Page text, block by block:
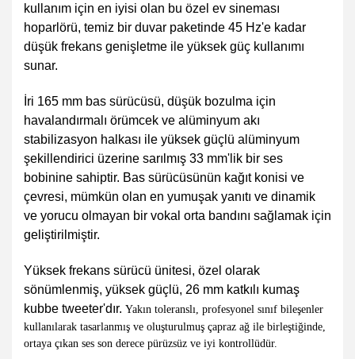
kullanım için en iyisi olan bu özel ev sineması
hoparlörü, temiz bir duvar paketinde 45 Hz'e kadar
düşük frekans genişletme ile yüksek güç kullanımı
sunar.
İri 165 mm bas sürücüsü, düşük bozulma için
havalandırmalı örümcek ve alüminyum akı
stabilizasyon halkası ile yüksek güçlü alüminyum
şekillendirici üzerine sarılmış 33 mm'lik bir ses
bobinine sahiptir. Bas sürücüsünün kağıt konisi ve
çevresi, mümkün olan en yumuşak yanıtı ve dinamik
ve yorucu olmayan bir vokal orta bandını sağlamak için
geliştirilmiştir.
Yüksek frekans sürücü ünitesi, özel olarak
sönümlenmiş, yüksek güçlü, 26 mm katkılı kumaş
kubbe tweeter'dır. Yakın toleranslı, profesyonel sınıf bileşenler
kullanılarak tasarlanmış ve oluşturulmuş çapraz ağ ile birleştiğinde,
ortaya çıkan ses son derece pürüzsüz ve iyi kontrollüdür.